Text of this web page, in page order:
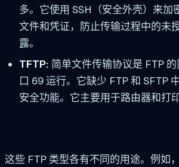
多。它使用 SSH（安全外壳）来加
文件和凭证，防止传输过程中的未
露。
TFTP: 简单文件传输协议是 FTP
口 69 运行。它缺少 FTP 和 SFTP
安全功能。它主要用于路由器和打
这些 FTP 类型各有不同的用途。例如